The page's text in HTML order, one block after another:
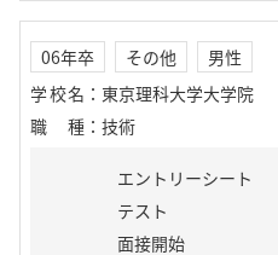
06年卒 その他
男性
学校名 ： 東京理科大学大学院
職種 ： 技術
エントリーシート
テスト
面接開始